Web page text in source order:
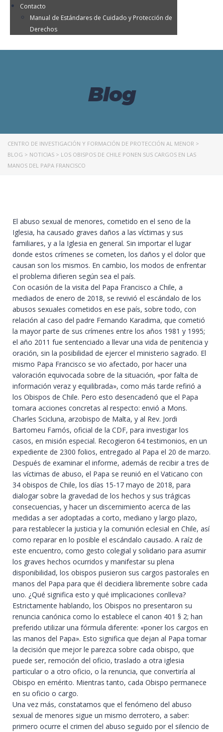
Contacto
Manual de Estándares de Cuidado y Protección de
Derechos
Blog
CENTRO DE INVESTIGACIÓN Y FORMACIÓN DE PROTECCIÓN AL MENOR >
BLOG > NOTICIAS > LOS OBISPOS DE CHILE PONEN SUS CARGOS EN LAS
MANOS DEL PAPA FRANCISCO
El abuso sexual de menores, cometido en el seno de la
Iglesia, ha causado graves daños a las víctimas y sus
familiares, y a la Iglesia en general. Sin importar el lugar
donde estos crímenes se cometen, los daños y el dolor que
causan son los mismos. En cambio, los modos de enfrentar
el problema difieren según sea el país.
Con ocasión de la visita del Papa Francisco a Chile, a
mediados de enero de 2018, se revivió el escándalo de los
abusos sexuales cometidos en ese país, sobre todo, con
relación al caso del padre Fernando Karadima, que cometió
la mayor parte de sus crímenes entre los años 1981 y 1995;
el año 2011 fue sentenciado a llevar una vida de penitencia y
oración, sin la posibilidad de ejercer el ministerio sagrado. El
mismo Papa Francisco se vio afectado, por hacer una
valoración equivocada sobre de la situación, «por falta de
información veraz y equilibrada», como más tarde refirió a
los Obispos de Chile. Pero esto desencadenó que el Papa
tomara acciones concretas al respecto: envió a Mons.
Charles Scicluna, arzobispo de Malta, y al Rev. Jordi
Bartomeu Farnós, oficial de la CDF, para investigar los
casos, en misión especial. Recogieron 64 testimonios, en un
expediente de 2300 folios, entregado al Papa el 20 de marzo.
Después de examinar el informe, además de recibir a tres de
las víctimas de abuso, el Papa se reunió en el Vaticano con
34 obispos de Chile, los días 15-17 mayo de 2018, para
dialogar sobre la gravedad de los hechos y sus trágicas
consecuencias, y hacer un discernimiento acerca de las
medidas a ser adoptadas a corto, mediano y largo plazo,
para restablecer la justicia y la comunión eclesial en Chile, así
como reparar en lo posible el escándalo causado. A raíz de
este encuentro, como gesto colegial y solidario para asumir
los graves hechos ocurridos y manifestar su plena
disponibilidad, los obispos pusieron sus cargos pastorales en
manos del Papa para que él decidiera libremente sobre cada
uno. ¿Qué significa esto y qué implicaciones conlleva?
Estrictamente hablando, los Obispos no presentaron su
renuncia canónica como lo establece el canon 401 § 2; han
preferido utilizar una fórmula diferente: «poner los cargos en
las manos del Papa». Esto significa que dejan al Papa tomar
la decisión que mejor le parezca sobre cada obispo, que
puede ser, remoción del oficio, traslado a otra iglesia
particular o a otro oficio, o la renuncia, que convertiría al
Obispo en emérito. Mientras tanto, cada Obispo permanece
en su oficio o cargo.
Una vez más, constatamos que el fenómeno del abuso
sexual de menores sigue un mismo derrotero, a saber:
primero ocurre el crimen del abuso seguido por el silencio de